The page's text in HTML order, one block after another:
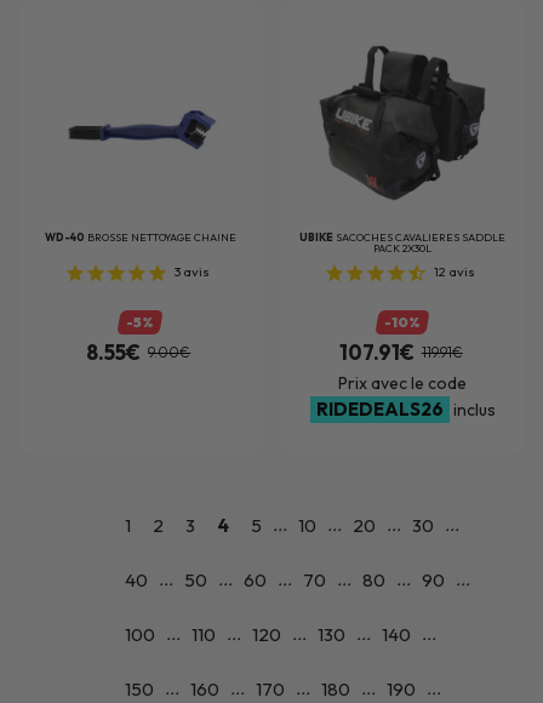
WD-40 BROSSE NETTOYAGE CHAINE
3 avis
-5%
8.55€ 9.00€
UBIKE SACOCHES CAVALIERES SADDLE
PACK 2X30L
12 avis
-10%
107.91€ 119.91€
Prix avec le code
RIDEDEALS26 inclus
1 2 3 4 5 ... 10 ... 20 ... 30 ...
40 ... 50 ... 60 ... 70 ... 80 ... 90 ...
100 ... 110 ... 120 ... 130 ... 140 ...
150 ... 160 ... 170 ... 180 ... 190 ...